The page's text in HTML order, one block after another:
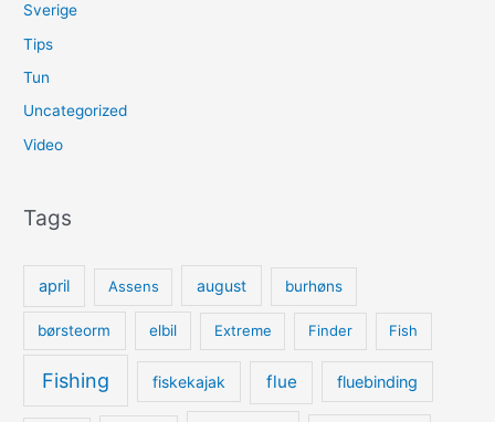
Sverige
Tips
Tun
Uncategorized
Video
Tags
april Assens august burhøns
børsteorm elbil Extreme Finder Fish
Fishing fiskekajak flue fluebinding